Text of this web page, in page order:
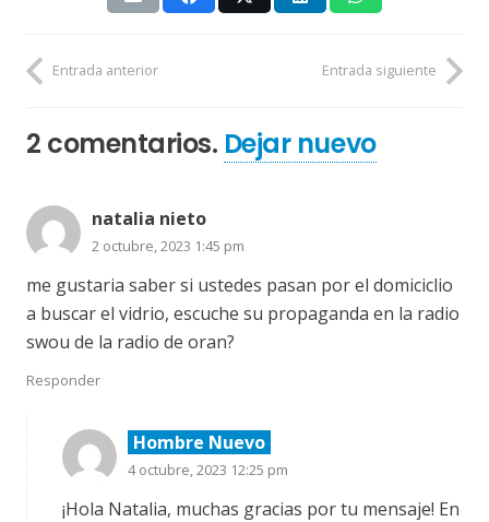
Entrada anterior Entrada siguiente
2 comentarios. Dejar nuevo
natalia nieto
2 octubre, 2023 1:45 pm
me gustaria saber si ustedes pasan por el domiciclio
a buscar el vidrio, escuche su propaganda en la radio
swou de la radio de oran?
Responder
Hombre Nuevo
4 octubre, 2023 12:25 pm
¡Hola Natalia, muchas gracias por tu mensaje! En